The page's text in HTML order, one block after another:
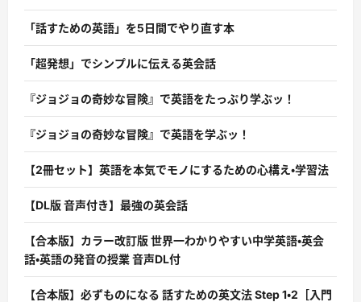
「話すための英語」を5日間でやり直す本
「超発想」でシンプルに伝える英会話
『ジョジョの奇妙な冒険』で英語をたっぷり学ぶッ！
『ジョジョの奇妙な冒険』で英語を学ぶッ！
【2冊セット】英語を本気でモノにするための心構え・学習法
【DL版 音声付き】最強の英会話
【合本版】カラー改訂版 世界一わかりやすい中学英語・英会
話・英語の発音の授業 音声DL付
【合本版】必ずものになる 話すための英文法 Step 1・2［入門